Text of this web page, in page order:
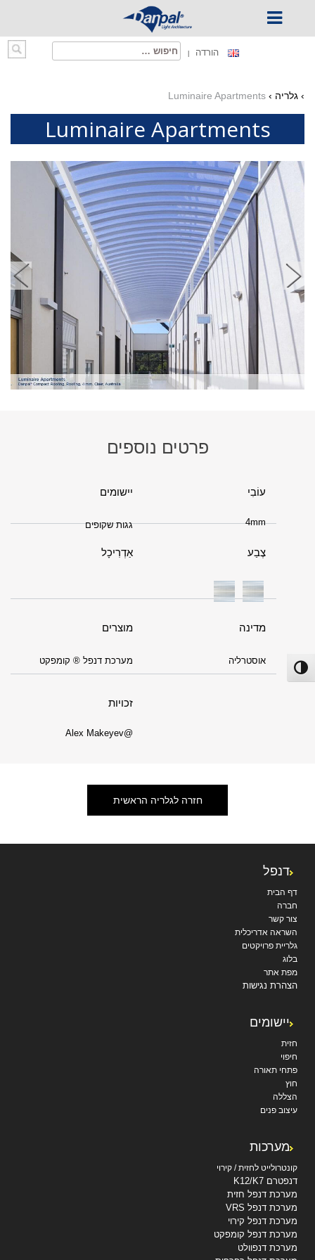
הפעל/כבה ניגודיות גבוהה
חיפוש: הורדה
› גלריה ›
Luminaire Apartments
Luminaire Apartments
יישומים
גגות שקופים
עוֹבִי
4mm
אַדְרִיכָל צֶבַע
מוצרים
מערכת דנפל ® קומפקט
מדינה
אוסטרליה
זכויות
@Alex Makeyev
חזרה לגלריה הראשית
דנפל
דף הבית
חברה
צור קשר
השראה אדריכלית
גלריית פרויקטים
בלוג
מפת אתר
הצהרת נגישות
יישומים
חזית
חיפוי
פתחי תאורה
חוץ
הצללה
עיצוב פנים
מערכות
קונטרולייט לחזית / קירוי
דנפטרם K12/K7
מערכת דנפל חזית
מערכת דנפל VRS
מערכת דנפל קירוי
מערכת דנפל קומפקט
מערכת דנפוולט